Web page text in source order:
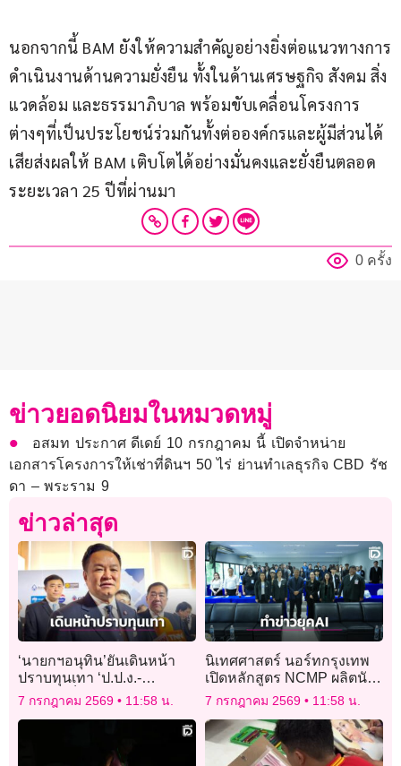
นอกจากนี้ BAM ยังให้ความสำคัญอย่างยิ่งต่อแนวทางการ
ดำเนินงานด้านความยั่งยืน ทั้งในด้านเศรษฐกิจ สังคม สิ่ง
แวดล้อม และธรรมาภิบาล พร้อมขับเคลื่อนโครงการ
ต่างๆที่เป็นประโยชน์ร่วมกันทั้งต่อองค์กรและผู้มีส่วนได้
เสียส่งผลให้ BAM เติบโตได้อย่างมั่นคงและยั่งยืนตลอด
ระยะเวลา 25 ปีที่ผ่านมา
0 ครั้ง
ข่าวยอดนิยมในหมวดหมู่
อสมท ประกาศ ดีเดย์ 10 กรกฎาคม นี้ เปิดจำหน่าย
เอกสารโครงการให้เช่าที่ดินฯ 50 ไร่ ย่านทำเลธุรกิจ CBD รัช
ดา – พระราม 9
ข่าวล่าสุด
‘นายกฯอนุทิน’ยันเดินหน้า
ปราบทุนเทา ‘ป.ป.ง.-
ก.ล.ต.’แท็คทีมยึดทรัพย์ มาก
ถึง’8,000กว่าล้าน’
7 กรกฎาคม 2569 11:58 น.
นิเทศศาสตร์ นอร์ทกรุงเทพ
เปิดหลักสูตร NCMP ผลิตนัก
สร้างสรรค์คอนเทนต์ “ข่าว
ยุค AI”
7 กรกฎาคม 2569 11:58 น.